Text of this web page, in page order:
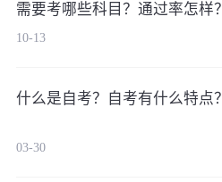
需要考哪些科目？通过率怎样？
10-13
什么是自考？自考有什么特点？
03-30